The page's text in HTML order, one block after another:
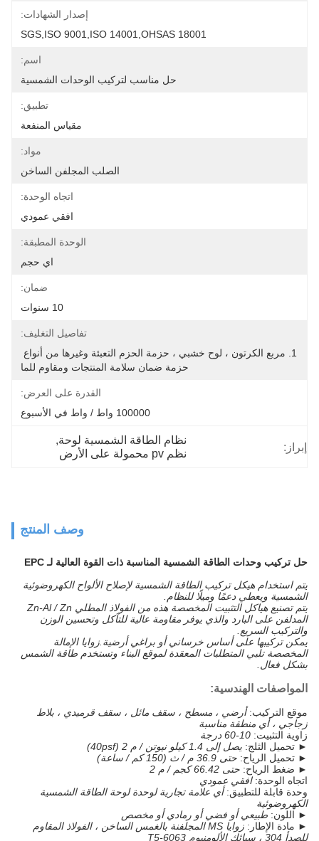
إصدار الشهادات:
SGS,ISO 9001,ISO 14001,OHSAS 18001
اسم:
حل مناسب لتركيب الوحدات الشمسية
تطبيق:
مقياس المنفعة
مواد:
الصلب المجلفن الساخن
اتجاه الوحدة:
افقي عمودي
الوحدة المطبقة:
اي حجم
ضمان:
10 سنوات
تفاصيل التغليف:
حزمة ضمان سلامة المنتجات ومقاوم للما
القدرة على العرض:
100000 واط / واط في الأسبوع
إبراز:
نظام الطاقة الشمسية لوحة,
نظم pv محمولة على الأرض
وصف المنتج
حل تركيب وحدات الطاقة الشمسية المناسبة ذات القوة العالية لـ EPC
يتم استخدام هيكل تركيب الطاقة الشمسية لإصلاح الألواح الكهروضوئية
الشمسية ويعطي دعمًا وميلًا للنظام.
يتم تصنيع هياكل التثبيت المخصصة هذه من الفولاذ المطلي Zn-Al / Zn
المدلفن على البارد والذي يوفر مقاومة عالية للتآكل وتحسين الوزن
والتركيب السريع.
يمكن تركيبها على أساس خرساني أو براغي أرضية. زوايا الإمالة
المخصصة تلبي المتطلبات المعقدة لموقع البناء وتستخدم طاقة الشمس
بشكل فعال.
المواصفات الهندسية:
موقع التركيب:أرضي ، مسطح ، سقف مائل ، سقف قرميدي ، بلاط
زجاجي ، أي منطقة مناسبة
زاوية التثبيت: 10-60 درجة
► تحميل الثلج: يصل إلى 1.4 كيلو نيوتن / م 2 (40psf)
► تحميل الرياح: حتى 36.9 م / ث (150 كم / ساعة)
► ضغط الرياح: حتى 66.42 كجم / م 2
اتجاه الوحدة:افقي عمودي
وحدة قابلة للتطبيق:أي علامة تجارية لوحدة لوحة الطاقة الشمسية
الكهروضوئية
► اللون: طبيعي أو فضي أو رمادي أو مخصص
► مادة الإطار:
زوايا MS المجلفنة بالغمس الساخن ، الفولاذ المقاوم
للصدأ 304 ، سبائك الألومنيوم 6063-T5